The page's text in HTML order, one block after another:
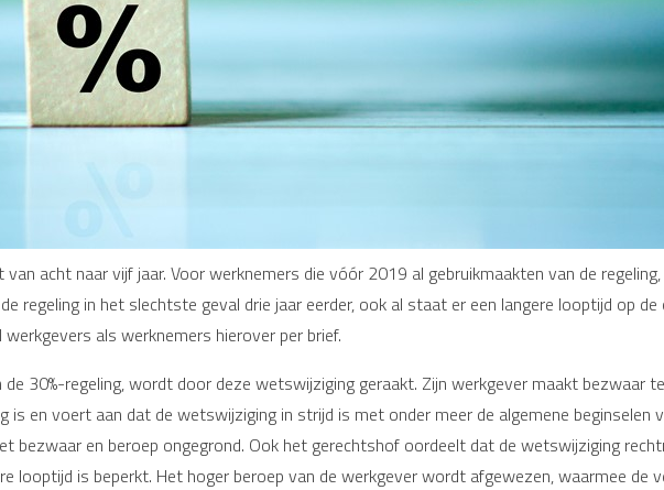
acht naar vijf jaar. Voor werknemers die vóór 2019 al gebruikmaakten van de
regeling in het slechtste geval drie jaar eerder, ook al staat er een langere looptijd op de
als werknemers hierover per brief.
30%-regeling, wordt door deze wetswijziging geraakt. Zijn werkgever maakt bezwaar
is en voert aan dat de wetswijziging in strijd is met onder meer de algemene beginselen
bezwaar en beroep ongegrond. Ook het gerechtshof oordeelt dat de wetswijziging
looptijd is beperkt. Het hoger beroep van de werkgever wordt afgewezen, waarmee de